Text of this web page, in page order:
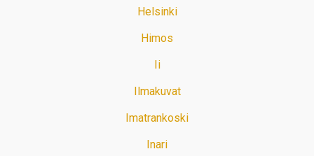
Helsinki
Himos
Ii
Ilmakuvat
Imatrankoski
Inari